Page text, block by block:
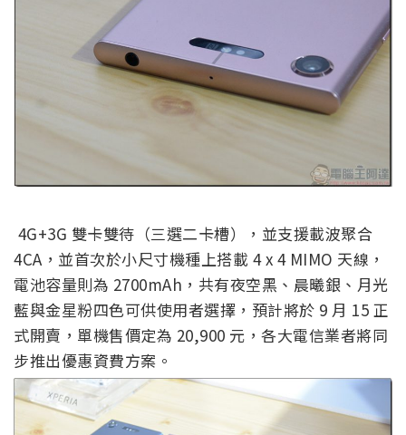
4G+3G 雙卡雙待（三選二卡槽），並支援載波聚合
4CA，並首次於小尺寸機種上搭載 4 x 4 MIMO 天線，
電池容量則為 2700mAh，共有夜空黑、晨曦銀、月光
藍與金星粉四色可供使用者選擇，預計將於 9 月 15 正
式開賣，單機售價定為 20,900 元，各大電信業者將同
步推出優惠資費方案。